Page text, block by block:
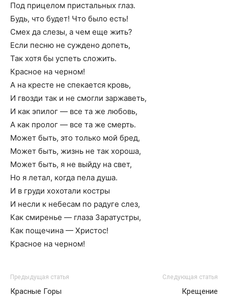
Под прицелом пристальных глаз.
Будь, что будет! Что было есть!
Смех да слезы, а чем еще жить?
Если песню не суждено допеть,
Так хотя бы успеть сложить.
Красное на черном!
А на кресте не спекается кровь,
И гвозди так и не смогли заржаветь,
И как эпилог — все та же любовь,
А как пролог — все та же смерть.
Может быть, это только мой бред,
Может быть, жизнь не так хороша,
Может быть, я не выйду на свет,
Но я летал, когда пела душа.
И в груди хохотали костры
И несли к небесам по радуге слез,
Как смиренье — глаза Заратустры,
Как пощечина — Христос!
Красное на черном!
Предыдущая статья
Красные Горы
Следующая статья
Крещение